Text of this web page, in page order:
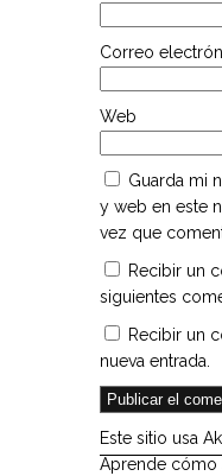
Correo
Web
Guarda mi
y web en este
vez que
Recibir un
siguientes
Recibir un
nueva entrada.
Este sitio usa
Aprende cómo